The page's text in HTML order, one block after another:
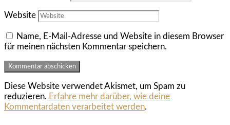
Website
Name, E-Mail-Adresse und Website in diesem Browser
für meinen nächsten Kommentar speichern.
Diese Website verwendet Akismet, um Spam zu
reduzieren. Erfahre mehr darüber, wie deine
Kommentardaten verarbeitet werden.